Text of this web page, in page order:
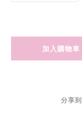
加入購物車
分享到